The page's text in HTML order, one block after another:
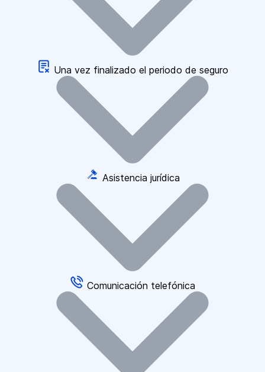
Una vez finalizado el periodo de seguro
Asistencia jurídica
Comunicación telefónica